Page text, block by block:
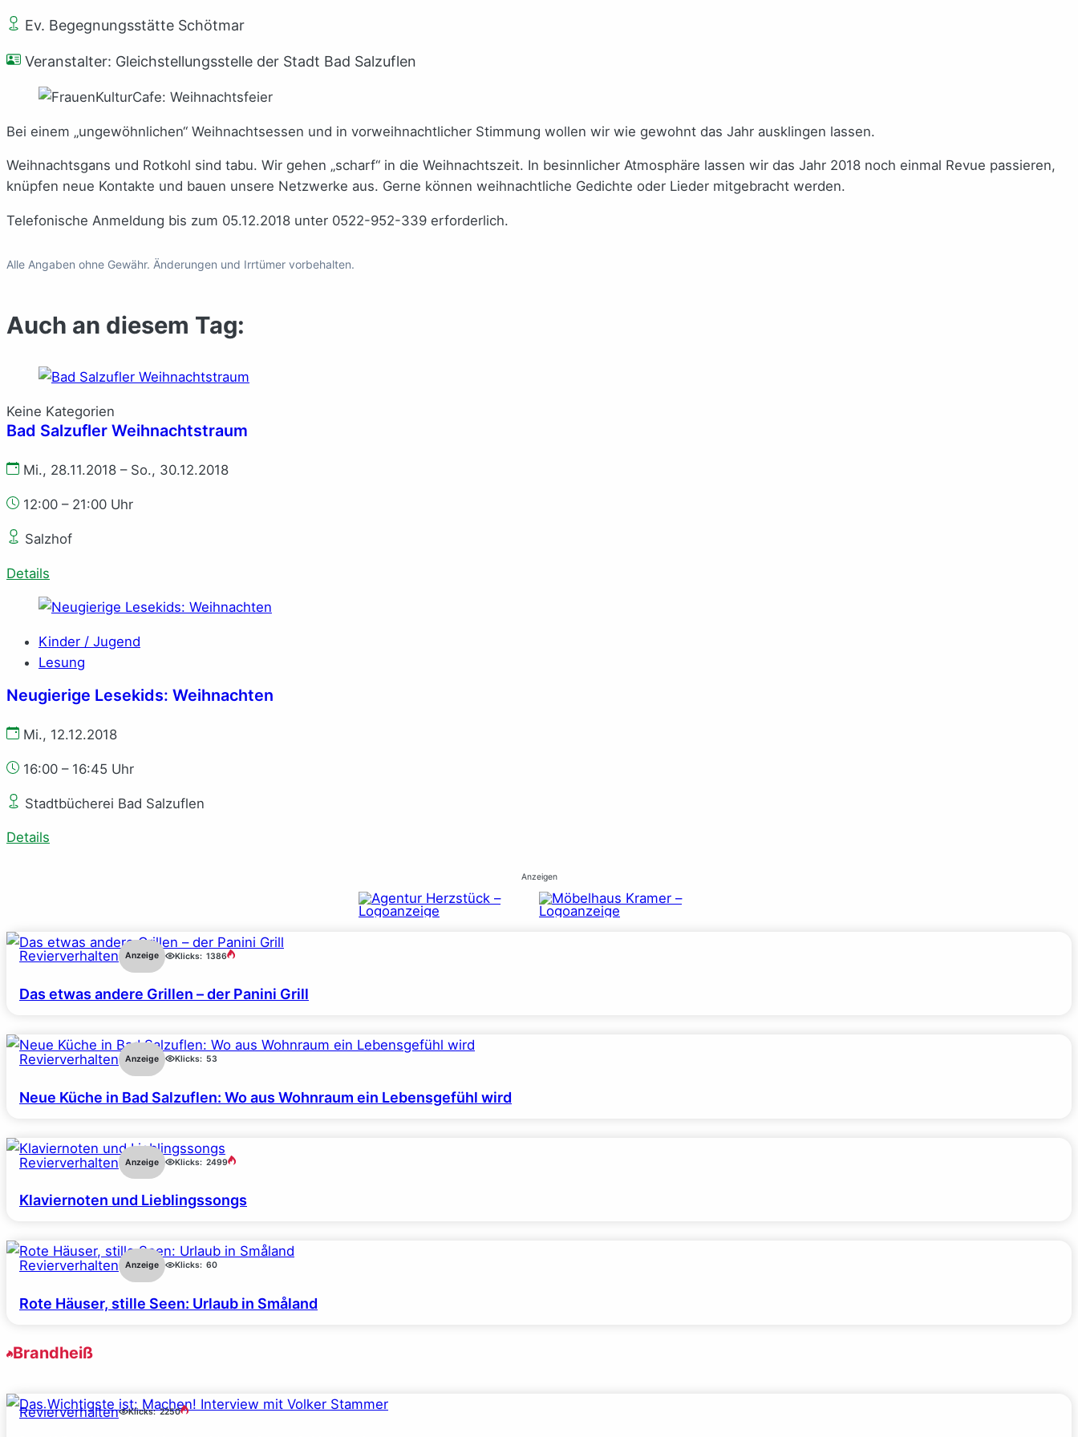
Ev. Begegnungsstätte Schötmar
Veranstalter: Gleichstellungsstelle der Stadt Bad Salzuflen
Bei einem „ungewöhnlichen“ Weihnachtsessen und in vorweihnachtlicher Stimmung wollen wir wie gewohnt das Jahr ausklingen lassen.
Weihnachtsgans und Rotkohl sind tabu. Wir gehen „scharf“ in die Weihnachtszeit. In besinnlicher Atmosphäre lassen wir das Jahr 2018 noch einmal Revue passieren,
knüpfen neue Kontakte und bauen unsere Netzwerke aus. Gerne können weihnachtliche Gedichte oder Lieder mitgebracht werden.
Telefonische Anmeldung bis zum 05.12.2018 unter 0522-952-339 erforderlich.
Alle Angaben ohne Gewähr. Änderungen und Irrtümer vorbehalten.
Auch an diesem Tag:
Keine Kategorien
Bad Salzufler Weihnachtstraum
Mi., 28.11.2018 – So., 30.12.2018
12:00 – 21:00 Uhr
Salzhof
Details
Kinder / Jugend
Lesung
Neugierige Lesekids: Weihnachten
Mi., 12.12.2018
16:00 – 16:45 Uhr
Stadtbücherei Bad Salzuflen
Details
Anzeigen
Revierverhalten Anzeige Klicks: 1386
Das etwas andere Grillen – der Panini Grill
Revierverhalten Anzeige Klicks: 53
Neue Küche in Bad Salzuflen: Wo aus Wohnraum ein Lebensgefühl wird
Revierverhalten Anzeige Klicks: 2499
Klaviernoten und Lieblingssongs
Revierverhalten Anzeige Klicks: 60
Rote Häuser, stille Seen: Urlaub in Småland
Brandheiß
Revierverhalten Klicks: 2250